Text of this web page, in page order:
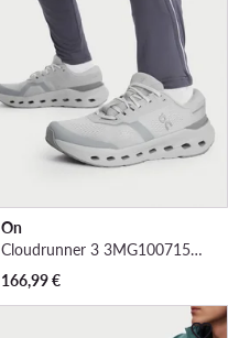
On
Cloudrunner 3 3MG10071536 · Маратонки за бягане
166,99€